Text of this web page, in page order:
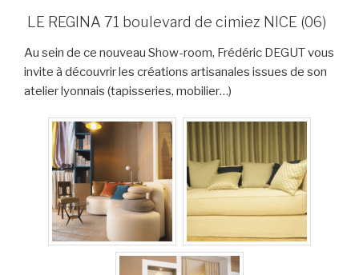
LE REGINA 71 boulevard de cimiez NICE (06)
Au sein de ce nouveau Show-room, Frédéric DEGUT vous
invite à découvrir les créations artisanales issues de son
atelier lyonnais (tapisseries, mobilier…)